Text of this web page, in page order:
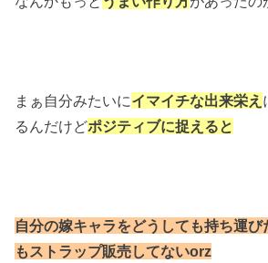
まぁ自分みたいにイマイチな出来栄え
るんだけどポジティブに捉えると
自分の嫁キャラをどうしても持ち運
もストラップ販売してないorz